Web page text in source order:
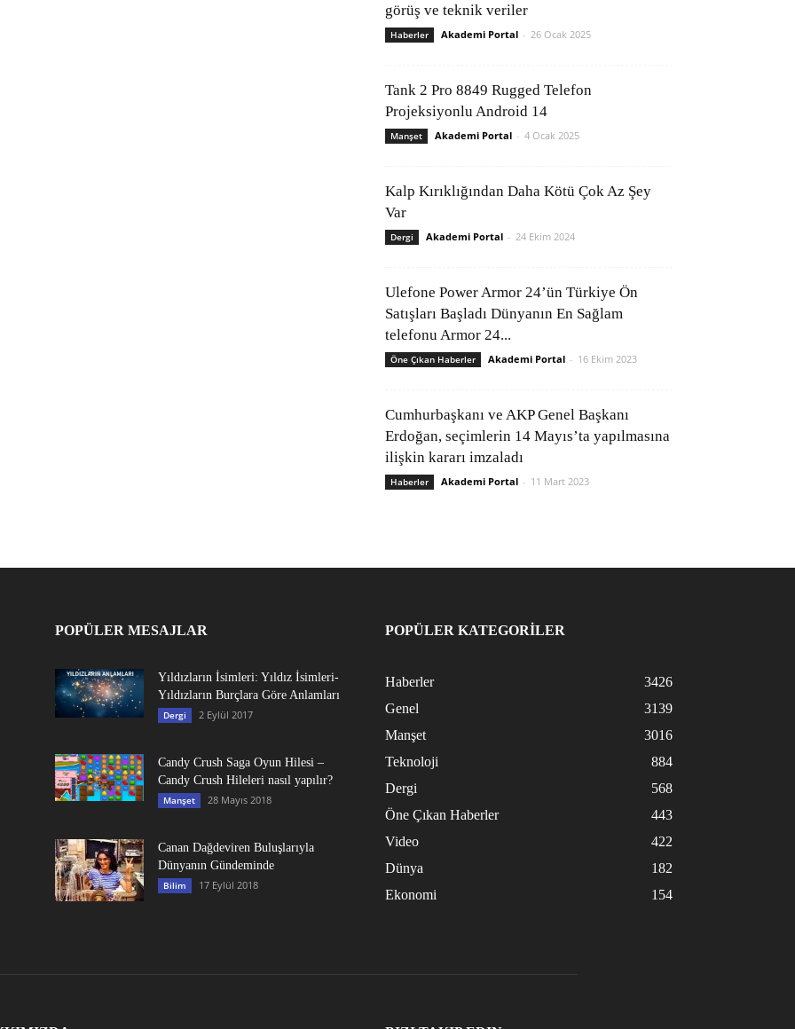
görüş ve teknik veriler
Haberler Akademi Portal - 26 Ocak 2025
Tank 2 Pro 8849 Rugged Telefon
Projeksiyonlu Android 14
Manşet Akademi Portal - 4 Ocak 2025
Kalp Kırıklığından Daha Kötü Çok Az Şey
Var
Dergi Akademi Portal - 24 Ekim 2024
Ulefone Power Armor 24’ün Türkiye Ön
Satışları Başladı Dünyanın En Sağlam
telefonu Armor 24...
Öne Çıkan Haberler Akademi Portal - 16 Ekim 2023
Cumhurbaşkanı ve AKP Genel Başkanı
Erdoğan, seçimlerin 14 Mayıs’ta yapılmasına
ilişkin kararı imzaladı
Haberler Akademi Portal - 11 Mart 2023
POPÜLER MESAJLAR
Yıldızların İsimleri: Yıldız İsimleri-
Yıldızların Burçlara Göre Anlamları
Dergi 2 Eylül 2017
Candy Crush Saga Oyun Hilesi –
Candy Crush Hileleri nasıl yapılır?
Manşet 28 Mayıs 2018
Canan Dağdeviren Buluşlarıyla
Dünyanın Gündeminde
Bilim 17 Eylül 2018
POPÜLER KATEGORİLER
Haberler
3426
Genel
3139
Manşet
3016
Teknoloji
884
Dergi
568
Öne Çıkan Haberler
443
Video
422
Dünya
182
Ekonomi
154